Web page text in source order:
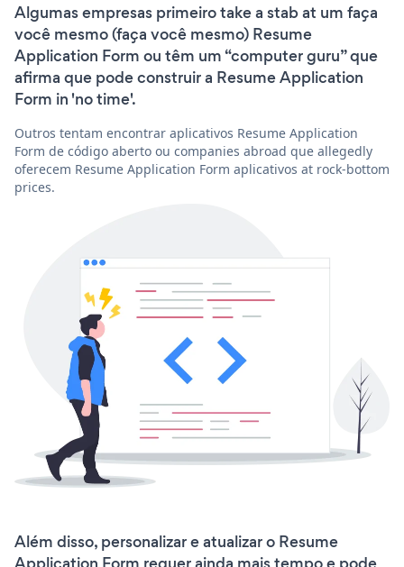
Algumas empresas primeiro take a stab at um faça
você mesmo (faça você mesmo) Resume
Application Form ou têm um “computer guru” que
afirma que pode construir a Resume Application
Form in 'no time'.
Outros tentam encontrar aplicativos Resume Application
Form de código aberto ou companies abroad que allegedly
oferecem Resume Application Form aplicativos at rock-bottom
prices.
Além disso, personalizar e atualizar o Resume